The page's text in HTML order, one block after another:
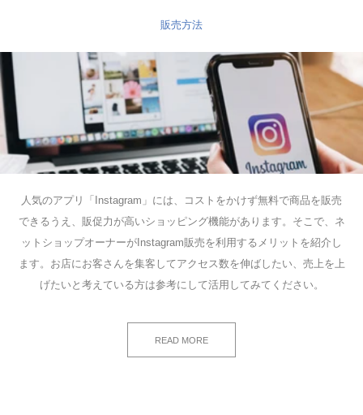
販売方法
人気のアプリ「Instagram」には、コストをかけず無料で商品を販売
できるうえ、販促力が高いショッピング機能があります。そこで、ネ
ットショップオーナーがInstagram販売を利用するメリットを紹介し
ます。お店にお客さんを集客してアクセス数を伸ばしたい、売上を上
げたいと考えている方は参考にして活用してみてください。
READ MORE